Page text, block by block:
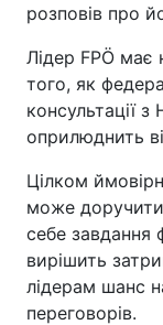
розповів про
Лідер FPÖ має
того, як
консультації
оприлюднить
Цілком
може доручити
себе завдання
вирішить
лідерам шанс
переговорів.